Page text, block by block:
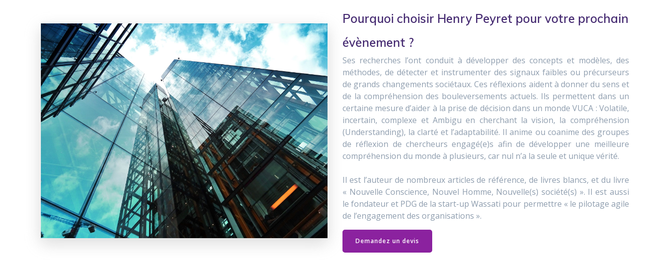
Pourquoi choisir Henry Peyret pour votre prochain
évènement ?
Ses recherches l’ont conduit à développer des concepts et modèles, des
méthodes, de détecter et instrumenter des signaux faibles ou précurseurs
de grands changements sociétaux. Ces réflexions aident à donner du sens et
de la compréhension des bouleversements actuels. Ils permettent dans un
certaine mesure d’aider à la prise de décision dans un monde VUCA : Volatile,
incertain, complexe et Ambigu en cherchant la vision, la compréhension
(Understanding), la clarté et l’adaptabilité. Il anime ou coanime des groupes
de réflexion de chercheurs engagé(e)s afin de développer une meilleure
compréhension du monde à plusieurs, car nul n’a la seule et unique vérité.
Il est l’auteur de nombreux articles de référence, de livres blancs, et du livre
« Nouvelle Conscience, Nouvel Homme, Nouvelle(s) société(s) ». Il est aussi
le fondateur et PDG de la start-up Wassati pour permettre « le pilotage agile
de l’engagement des organisations ».
Demandez un devis